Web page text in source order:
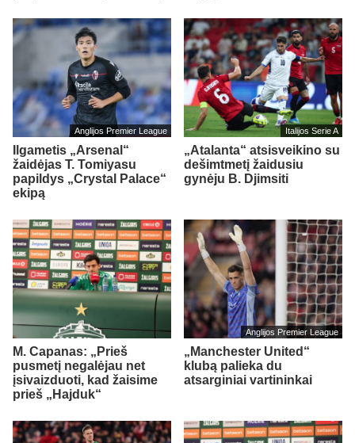
Anglijos Premier League
Ilgametis „Arsenal“
žaidėjas T. Tomiyasu
papildys „Crystal Palace“
ekipą
Italijos Serie A
„Atalanta“ atsisveikino su
dešimtmetį žaidusiu
gynėju B. Djimsiti
M. Capanas: „Prieš
pusmetį negalėjau net
įsivaizduoti, kad žaisime
prieš „Hajduk“
Anglijos Premier League
„Manchester United“
klubą palieka du
atsarginiai vartininkai